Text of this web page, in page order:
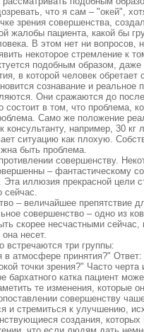
что я сам – "окей",
зрения совершенства,
жалобы пациента, какой бы
В этом нет ни вопросов,
некоторое стремление к
подобным образом,
в которой человек
сознавание и реальное
Они сражаются до
в том, что проблема,
Само же положение
консультанту, например, 30
ситуацию как плохую.
быть проблема.
совершенству.
– фантастическому
иллюзия прекрасной цели
сейчас.
– величайшее препятствие
совершенство – одно из
скорее несчастными сейчас,
несет.
встречаются три группы:
атмосфере принятия?"
точки зрения?" Часто черта
катка пациент
те изменения, которые
совершенству
и стремиться к улучшению,
создания,